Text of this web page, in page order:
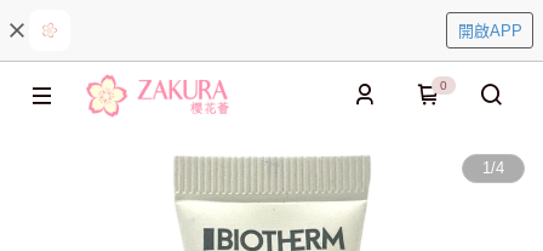
開啟APP
0
1/4